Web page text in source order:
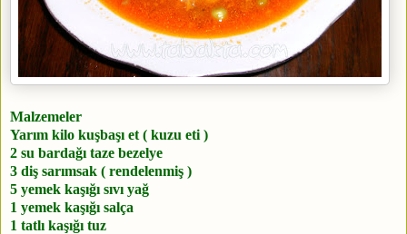
Malzemeler
Yarım kilo kuşbaşı et ( kuzu eti )
2 su bardağı taze bezelye
3 diş sarımsak ( rendelenmiş )
5 yemek kaşığı sıvı yağ
1 yemek kaşığı salça
1 tatlı kaşığı tuz